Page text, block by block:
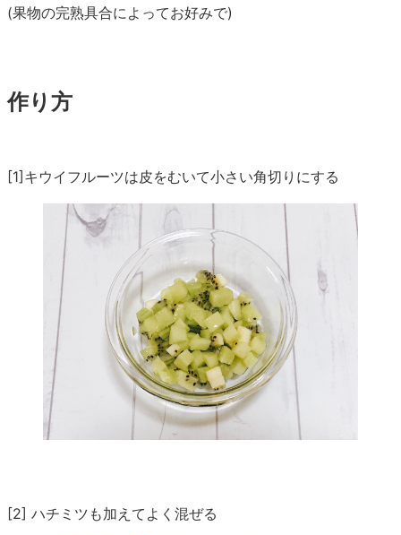
(果物の完熟具合によってお好みで)
作り方
[1]キウイフルーツは皮をむいて小さい角切りにする
[2] ハチミツも加えてよく混ぜる